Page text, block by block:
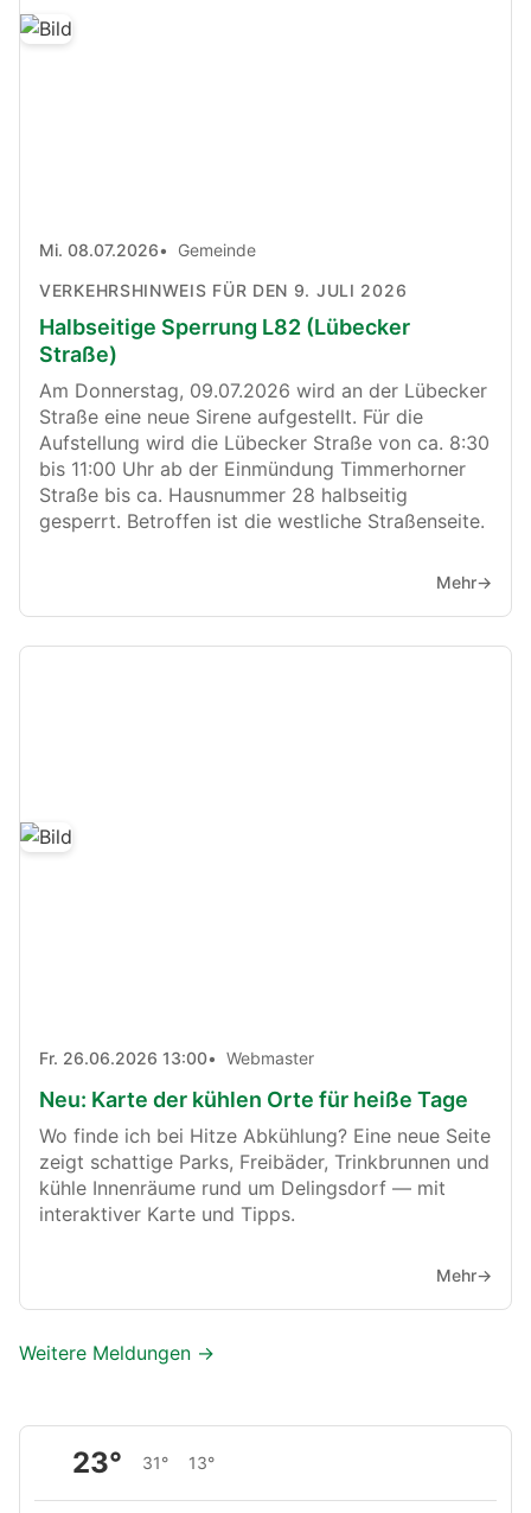
Mi. 08.07.2026
Gemeinde
VERKEHRSHINWEIS FÜR DEN 9. JULI 2026
Halbseitige Sperrung L82 (Lübecker
Straße)
Am Donnerstag, 09.07.2026 wird an der Lübecker
Straße eine neue Sirene aufgestellt. Für die
Aufstellung wird die Lübecker Straße von ca. 8:30
bis 11:00 Uhr ab der Einmündung Timmerhorner
Straße bis ca. Hausnummer 28 halbseitig
gesperrt. Betroffen ist die westliche Straßenseite.
Mehr→
Fr. 26.06.2026 13:00 Webmaster
Neu: Karte der kühlen Orte für heiße Tage
Wo finde ich bei Hitze Abkühlung? Eine neue Seite
zeigt schattige Parks, Freibäder, Trinkbrunnen und
kühle Innenräume rund um Delingsdorf — mit
interaktiver Karte und Tipps.
Mehr→
Weitere Meldungen →
23° 31° 13°